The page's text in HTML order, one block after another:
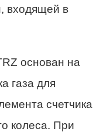
входящей в
основан на
газа для
счетчика
колеса. При